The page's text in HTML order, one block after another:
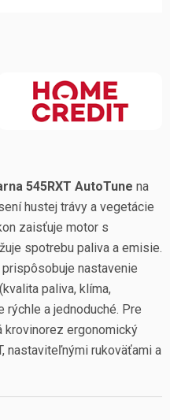
545RXT AutoTune na
hustej trávy a vegetácie
zaisťuje motor s
spotrebu paliva a emisie.
nastavenie
paliva, klíma,
rýchle a jednoduché. Pre
krovinorez ergonomický
nastaviteľnými rukoväťami a